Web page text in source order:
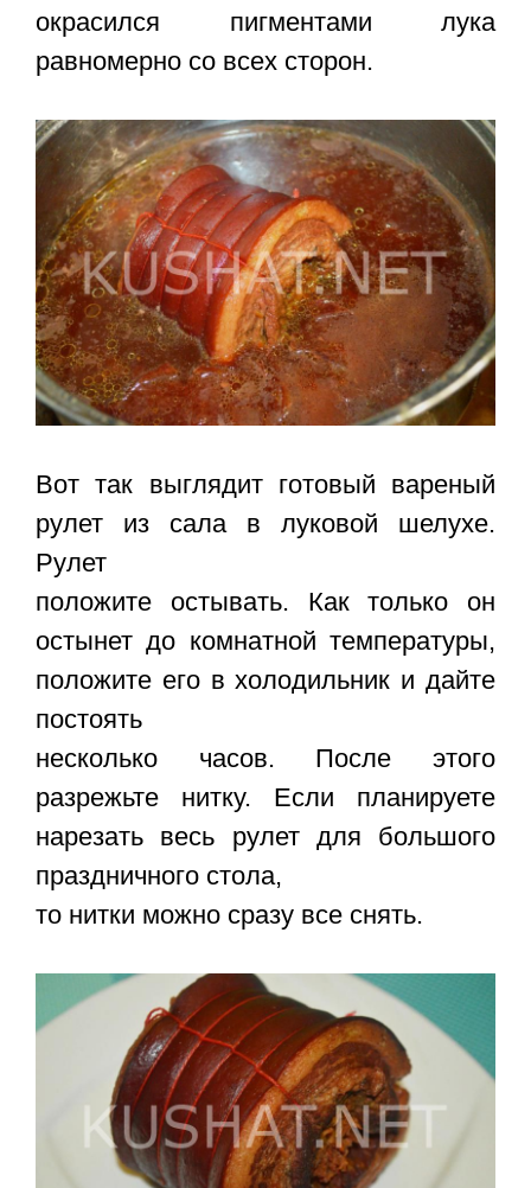
окрасился пигментами лука
равномерно со всех сторон.
Вот так выглядит готовый вареный
рулет из сала в луковой шелухе.
Рулет
положите остывать. Как только он
остынет до комнатной температуры,
положите его в холодильник и дайте
постоять
несколько часов. После этого
разрежьте нитку. Если планируете
нарезать весь рулет для большого
праздничного стола,
то нитки можно сразу все снять.